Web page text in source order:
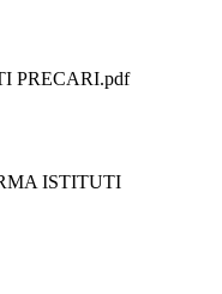
PRECARI.pdf
ISTITUTI